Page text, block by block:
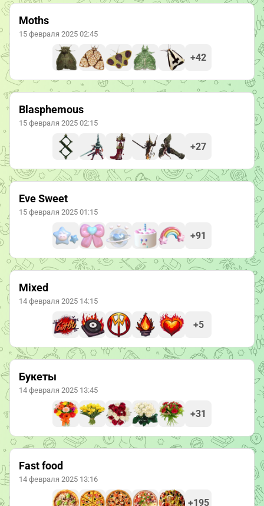
Moths
15 февраля 2025 02:45
+42
Blasphemous
15 февраля 2025 02:15
+27
Eve Sweet
15 февраля 2025 01:15
+91
Mixed
14 февраля 2025 14:15
+5
Букеты
14 февраля 2025 13:45
+31
Fast food
14 февраля 2025 13:16
+195